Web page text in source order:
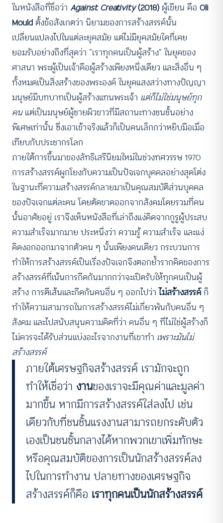
ในหนังสือที่ชื่อว่า Against Creativity(2018) ผู้เขียน คือ Oli
Mould ตั้งข้อสังเกตว่า นิยามของการสร้างสรรค์นั้น
เปลี่ยนแปลงไปในแต่ละยุคสมัย แต่ไม่มียุคสมัยใดที่เคย
ยอมรับอย่างถึงที่สุดว่า “เราทุกคนเป็นผู้สร้าง” ในยุคของ
ศาสนา พระผู้เป็นเจ้าคือผู้สร้างเพียงหนึ่งเดียว และสิ่งอื่น ๆ
ทั้งหมดเป็นสิ่งสร้างของพระองค์ ในยุคแสงสว่างทางปัญญา
มนุษย์มีบทบาทเป็นผู้สร้างแทนพระเจ้า แต่ก็ไม่ใช่มนุษย์ทุก
คนแต่เป็นมนุษย์ผู้ชายผิวขาวที่มีสถานะทางชนชั้นอย่าง
พิเศษเท่านั้น ซึ่งเอาเข้าจริงแล้วก็เป็นคนเล็กกว่าหยิบมือเมื่อ
เทียบกับประชากรโลก
ภายใต้การขึ้นมาของลัทธิเสรีนิยมใหม่ในช่วงทศวรรษ 1970
การสร้างสรรค์ผูกโยงกับความเป็นปัจเจกบุคคลอย่างสุดโต่ง
ในฐานะที่ความสร้างสรรค์กลายมาเป็นคุณสมบัติส่วนบุคคล
ของปัจเจกแต่ละคน โดยตัดขาดออกจากสังคมโดยรวมที่คน
นั้นอาศัยอยู่ เราจึงเห็นหนังสือที่เล่าถึงแง่คิดจากกูรูผู้ประสบ
ความสำเร็จมากมาย ประหนึ่งว่า ความรู้ ความสำเร็จ และแง่
คิดงอกออกมาจากตัวคน ๆ นั้นเพียงคนเดียว กระบวนการ
ทำให้การสร้างสรรค์เป็นเรื่องปัจเจกจึงตอกย้ำรากคิดของการ
สร้างสรรค์ที่เน้นการกีดกันมากกว่าจะเปิดรับให้ทุกคนเป็นผู้
สร้าง การตีเส้นและกีดกันคนอื่น ๆ ออกไปว่าไม่สร้างสรรค์ก็
ทำให้ความสามารถในการสร้างสรรค์ไม่เกี่ยวพันกับคนอื่น ๆ
สังคม และไปสนับสนุนความคิดที่ว่า คนอื่น ๆ ที่ไม่ใช่ผู้สร้างก็
ไม่ควรจะได้รับส่วนแบ่งอะไรจากงานที่เขาทำ เพราะมันไม่
สร้างสรรค์
ภายใต้เศรษฐกิจสร้างสรรค์ เรามักจะถูก
ทำให้เชื่อว่างานของเราจะมีคุณค่าและมูลค่า
มากขึ้น หากมีการสร้างสรรค์ใส่ลงไป เช่น
เดียวกับที่ชนชั้นแรงงานสามารถยกระดับตัว
เองเป็นชนชั้นกลางได้หากพวกเขาเพิ่มทักษะ
หรือคุณสมบัติของการเป็นนักสร้างสรรค์ลง
ไปในการทำงาน ปลายทางของเศรษฐกิจ
สร้างสรรค์ก็คือ เราทุกคนเป็นนักสร้างสรรค์